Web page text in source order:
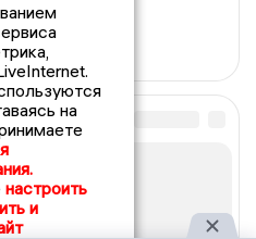
на
настроить
и